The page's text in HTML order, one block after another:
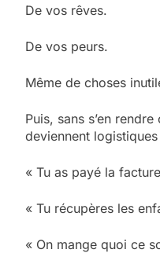
De vos rêves.
De vos peurs.
Même de choses
Puis, sans s’en
deviennent logistiques
« Tu as payé la
« Tu récupères les
« On mange quoi ce